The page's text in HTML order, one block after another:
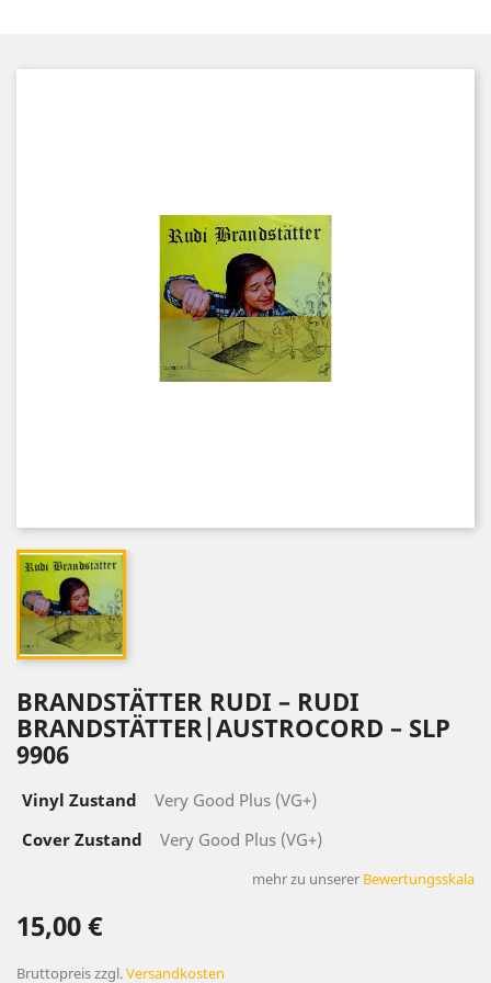
BRANDSTÄTTER ‎RUDI – RUDI
BRANDSTÄTTER|AUSTROCORD ‎– SLP
9906
Vinyl Zustand
Very Good Plus (VG+)
Cover Zustand
Very Good Plus (VG+)
mehr zu unserer Bewertungsskala
15,00 €
Bruttopreiszzgl.Versandkosten